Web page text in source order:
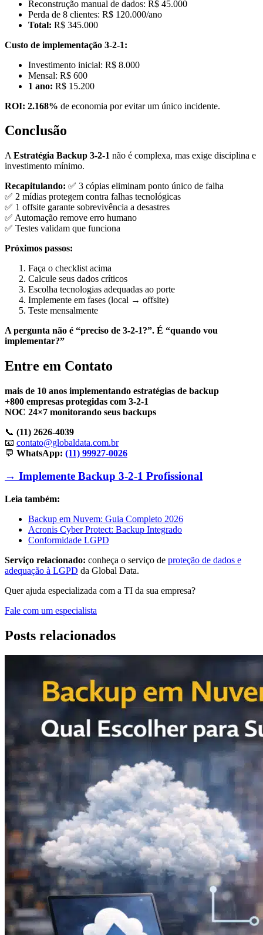
Reconstrução manual de dados: R$ 45.000
Perda de 8 clientes: R$ 120.000/ano
Total: R$ 345.000
Custo de implementação 3-2-1:
Investimento inicial: R$ 8.000
Mensal: R$ 600
1 ano: R$ 15.200
ROI: 2.168% de economia por evitar um único incidente.
Conclusão
A Estratégia Backup 3-2-1 não é complexa, mas exige disciplina e
investimento mínimo.
Recapitulando: ✅ 3 cópias eliminam ponto único de falha
✅ 2 mídias protegem contra falhas tecnológicas
✅ 1 offsite garante sobrevivência a desastres
✅ Automação remove erro humano
✅ Testes validam que funciona
Próximos passos:
Faça o checklist acima
Calcule seus dados críticos
Escolha tecnologias adequadas ao porte
Implemente em fases (local → offsite)
Teste mensalmente
A pergunta não é “preciso de 3-2-1?”. É “quando vou
implementar?”
Entre em Contato
mais de 10 anos implementando estratégias de backup
+800 empresas protegidas com 3-2-1
NOC 24×7 monitorando seus backups
📞 (11) 2626-4039
📧 contato@globaldata.com.br
💬 WhatsApp: (11) 99927-0026
→ Implemente Backup 3-2-1 Profissional
Leia também:
Backup em Nuvem: Guia Completo 2026
Acronis Cyber Protect: Backup Integrado
Conformidade LGPD
Serviço relacionado: conheça o serviço de proteção de dados e
adequação à LGPD da Global Data.
Quer ajuda especializada com a TI da sua empresa?
Fale com um especialista
Posts relacionados